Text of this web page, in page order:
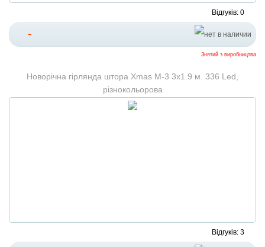
Відгуків: 0
-
Знятий з виробництва
Новорічна гірлянда штора Xmas М-3 3х1.9 м. 336 Led,
різнокольорова
Відгуків: 3